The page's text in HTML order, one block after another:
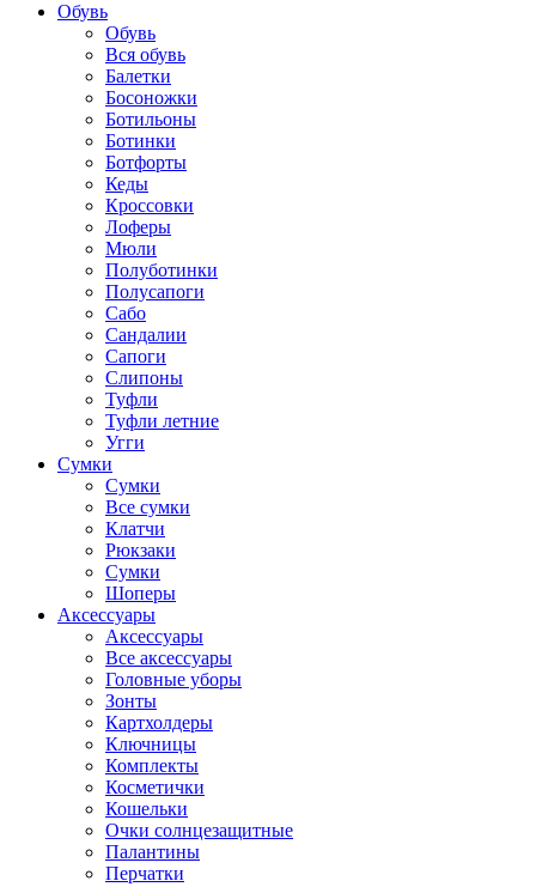
Обувь
Обувь
Вся обувь
Балетки
Босоножки
Ботильоны
Ботинки
Ботфорты
Кеды
Кроссовки
Лоферы
Мюли
Полуботинки
Полусапоги
Сабо
Сандалии
Сапоги
Слипоны
Туфли
Туфли летние
Угги
Сумки
Сумки
Все сумки
Клатчи
Рюкзаки
Сумки
Шоперы
Аксессуары
Аксессуары
Все аксессуары
Головные уборы
Зонты
Картхолдеры
Ключницы
Комплекты
Косметички
Кошельки
Очки солнцезащитные
Палантины
Перчатки